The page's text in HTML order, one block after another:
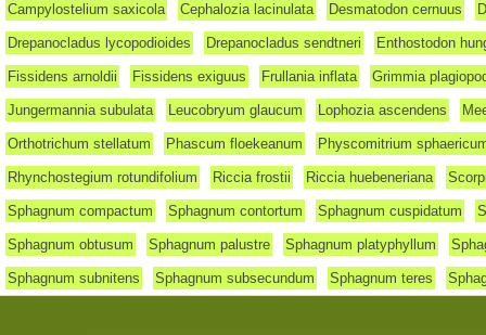
Campylostelium saxicola Cephalozia lacinulata Desmatodon cernuus
Drepanocladus lycopodioides Drepanocladus sendtneri Enthostodon
Fissidens arnoldii Fissidens exiguus Frullania inflata Grimmia
Jungermannia subulata Leucobryum glaucum Lophozia ascendens
Orthotrichum stellatum Phascum floekeanum Physcomitrium
Rhynchostegium rotundifolium Riccia frostii Riccia huebeneriana
Sphagnum compactum Sphagnum contortum Sphagnum cuspidatum
Sphagnum obtusum Sphagnum palustre Sphagnum platyphyllum
Sphagnum subnitens Sphagnum subsecundum Sphagnum teres